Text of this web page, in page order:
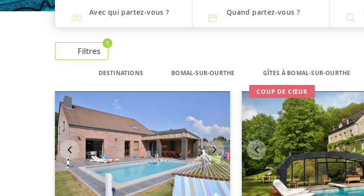
Avec qui partez-vous ? Quand partez-vous ?
Filtres
1
DESTINATIONS BOMAL-SUR-OURTHE GÎTES À BOMAL-SUR-OURTHE